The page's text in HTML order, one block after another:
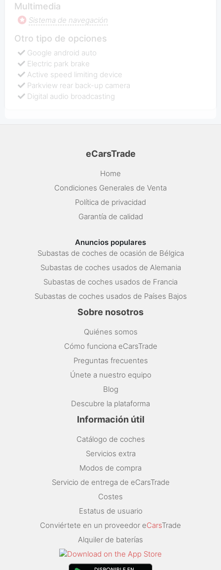
Multimedia
Sistema de navegación
Otro tipo de opciones
Google android auto
Electric park brake
Active speed limiting device
Parkview rear back-up camera
Digital audio broadcasting
eCarsTrade
Home
Condiciones Generales de Venta
Política de privacidad
Garantía de calidad
Anuncios populares
Subastas de coches de ocasión de Bélgica
Subastas de coches usados de Alemania
Subastas de coches usados de Francia
Subastas de coches usados de Países Bajos
Sobre nosotros
Quiénes somos
Cómo funciona eCarsTrade
Preguntas frecuentes
Únete a nuestro equipo
Blog
Descubre la plataforma
Información útil
Catálogo de coches
Servicios extra
Modos de compra
Servicio de entrega de eCarsTrade
Costes
Estatus de usuario
Conviértete en un proveedor eCarsTrade
Alquiler de baterías